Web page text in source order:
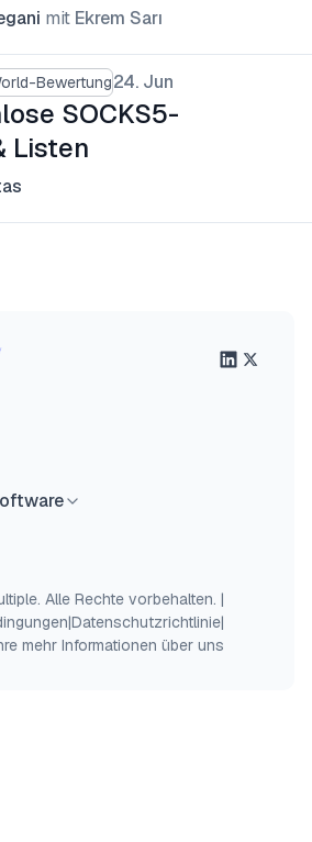
mit Ekrem Sarı
Bewertung24. Jun
SOCKS5-
Listen
Alle Rechte vorbehalten. |
|Datenschutzrichtlinie|
mehr Informationen über uns